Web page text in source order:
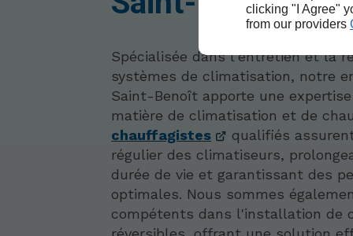
clicking "I Agree"
from our providers
Spécialisée dans l'entretien et la
systèmes de climatisation, notre
Saint-Benoît apporte une
matière de climatisation et de
chauffagistes
qualifiés
régulier des climatiseurs,
durée de vie et garantissant des
optimales. Nous sommes
compétents dans l'installation de